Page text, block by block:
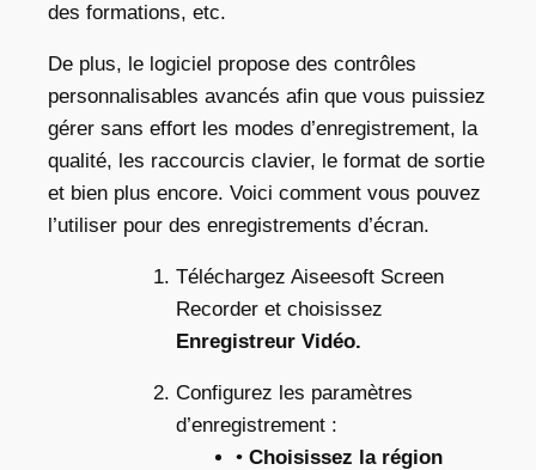
des formations, etc.
De plus, le logiciel propose des contrôles
personnalisables avancés afin que vous puissiez
gérer sans effort les modes d’enregistrement, la
qualité, les raccourcis clavier, le format de sortie
et bien plus encore. Voici comment vous pouvez
l’utiliser pour des enregistrements d’écran.
Téléchargez Aiseesoft Screen
Recorder et choisissez
Enregistreur Vidéo.
Configurez les paramètres
d’enregistrement :
• Choisissez la région